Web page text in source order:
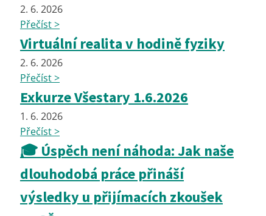
2. 6. 2026
Přečíst >
Virtuální realita v hodině fyziky
2. 6. 2026
Přečíst >
Exkurze Všestary 1.6.2026
1. 6. 2026
Přečíst >
🎓 Úspěch není náhoda: Jak naše
dlouhodobá práce přináší
výsledky u přijímacích zkoušek